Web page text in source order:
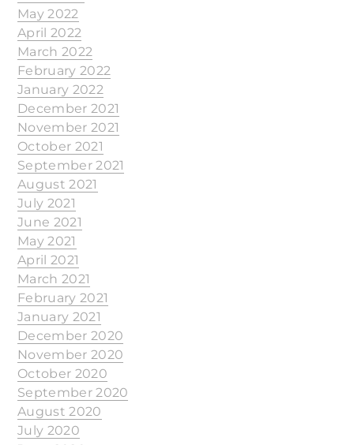
May 2022
April 2022
March 2022
February 2022
January 2022
December 2021
November 2021
October 2021
September 2021
August 2021
July 2021
June 2021
May 2021
April 2021
March 2021
February 2021
January 2021
December 2020
November 2020
October 2020
September 2020
August 2020
July 2020